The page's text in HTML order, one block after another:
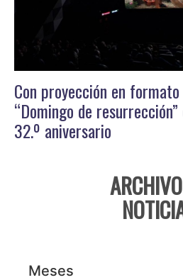
Con proyección en
“Domingo de
32.º aniversario
Meses